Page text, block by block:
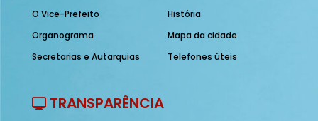
O Vice-Prefeito
Organograma
Secretarias e Autarquias
História
Mapa da cidade
Telefones úteis
TRANSPARÊNCIA